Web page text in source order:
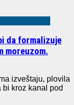
da formalizuje
moreuzom.
izveštaju, plovila
kroz kanal pod